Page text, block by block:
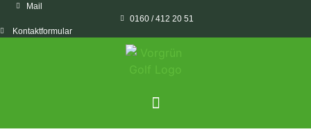
Mail
0160 / 412 20 51
Kontaktformular